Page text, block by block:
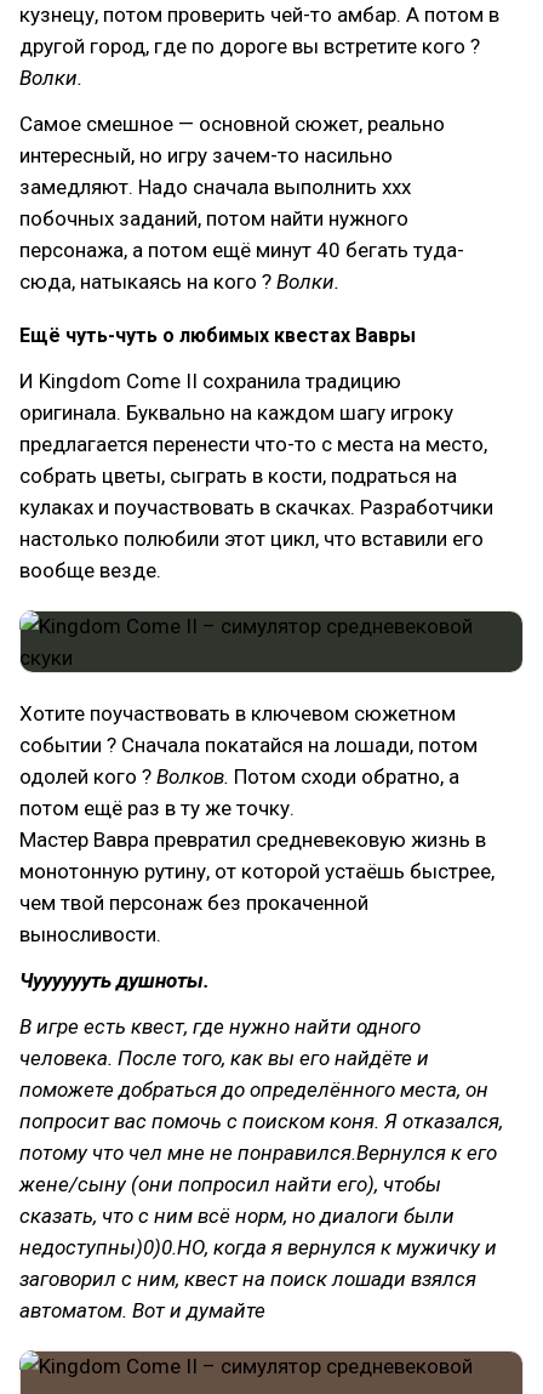
кузнецу, потом проверить чей-то амбар. А потом в
другой город, где по дороге вы встретите кого ?
Волки.
Самое смешное — основной сюжет, реально
интересный, но игру зачем-то насильно
замедляют. Надо сначала выполнить ххх
побочных заданий, потом найти нужного
персонажа, а потом ещё минут 40 бегать туда-
сюда, натыкаясь на кого ? Волки.
Ещё чуть-чуть о любимых квестах Вавры
И Kingdom Come II сохранила традицию
оригинала. Буквально на каждом шагу игроку
предлагается перенести что-то с места на место,
собрать цветы, сыграть в кости, подраться на
кулаках и поучаствовать в скачках. Разработчики
настолько полюбили этот цикл, что вставили его
вообще везде.
Хотите поучаствовать в ключевом сюжетном
событии ? Сначала покатайся на лошади, потом
одолей кого ? Волков. Потом сходи обратно, а
потом ещё раз в ту же точку.
Мастер Вавра превратил средневековую жизнь в
монотонную рутину, от которой устаёшь быстрее,
чем твой персонаж без прокаченной
выносливости.
Чууууууть душноты.
В игре есть квест, где нужно найти одного
человека. После того, как вы его найдёте и
поможете добраться до определённого места, он
попросит вас помочь с поиском коня. Я отказался,
потому что чел мне не понравился.Вернулся к его
жене/сыну (они попросил найти его), чтобы
сказать, что с ним всё норм, но диалоги были
недоступны)0)0.НО, когда я вернулся к мужичку и
заговорил с ним, квест на поиск лошади взялся
автоматом. Вот и думайте